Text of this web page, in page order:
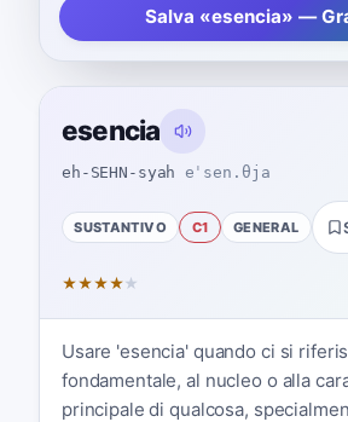
Salva «esencia» —
esencia
eh-SEHN-syah eˈsen.θja
SUSTANTIVO C1 GENERAL
★★★★★
Usare 'esencia' quando ci si
fondamentale, al nucleo o alla
principale di qualcosa,